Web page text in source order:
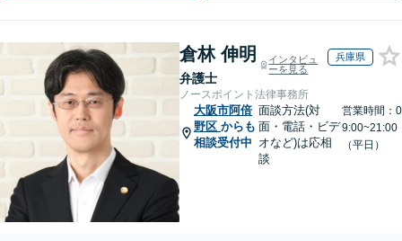
倉林 伸明
弁護士
インタビュ
ーを見る
兵庫県
ノースポイント法律事務所
大阪市阿倍
野区 からも
相談受付中
面談方法(対
面・電話・ビデ
オなど)は応相
談
営業時間：0
9:00~21:00
（平日）